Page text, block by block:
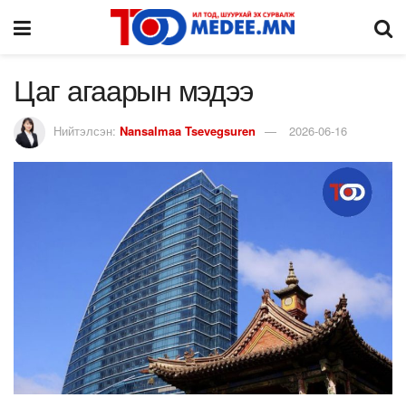
Цаг агаарын мэдээ
Нийтэлсэн: Nansalmaa Tsevegsuren 2026-06-16